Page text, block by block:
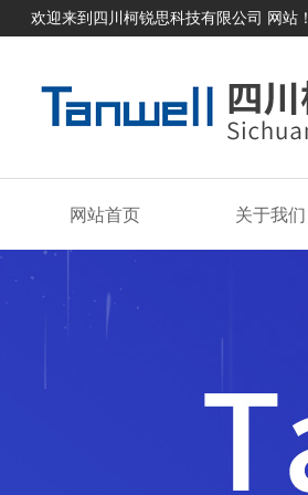
欢迎来到四川柯锐思科技有限公司 网站！
网站首页 关于我们